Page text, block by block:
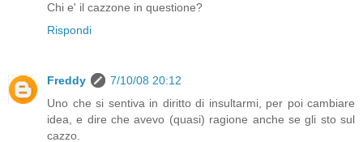
Chi e' il cazzone in questione?
Rispondi
Freddy
7/10/08 20:12
Uno che si sentiva in diritto di insultarmi, per poi cambiare
idea, e dire che avevo (quasi) ragione anche se gli sto sul
cazzo.